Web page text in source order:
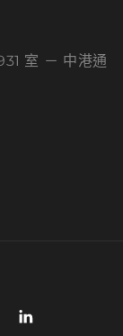
室 － 中港通
Linkedin